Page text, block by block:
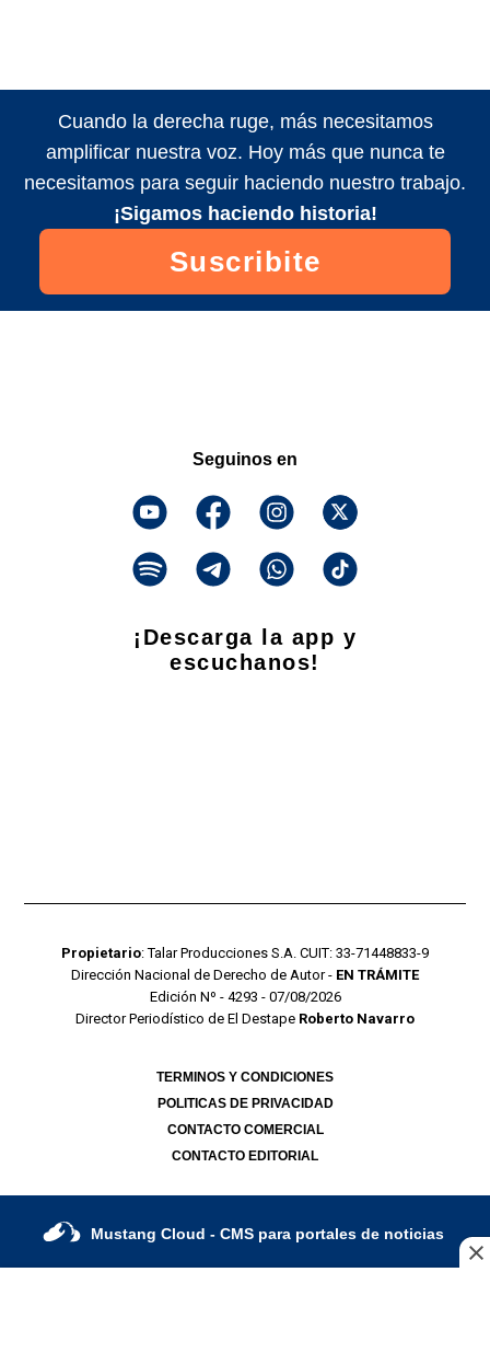
Cuando la derecha ruge, más necesitamos
amplificar nuestra voz. Hoy más que nunca te
necesitamos para seguir haciendo nuestro trabajo.
¡Sigamos haciendo historia!
Suscribite
Seguinos en
¡Descarga la app y
escuchanos!
Propietario: Talar Producciones S.A. CUIT: 33-71448833-9
Dirección Nacional de Derecho de Autor - EN TRÁMITE
Edición Nº - 4293 - 07/08/2026
Director Periodístico de El Destape Roberto Navarro
TERMINOS Y CONDICIONES
POLITICAS DE PRIVACIDAD
CONTACTO COMERCIAL
CONTACTO EDITORIAL
Mustang Cloud - CMS para portales de noticias